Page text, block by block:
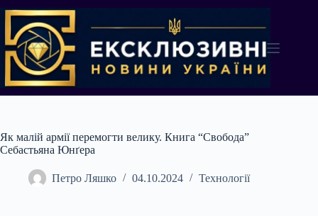
до
вмісту
Як малій армії перемогти велику. Книга “Свобода”
Себастьяна Юнґера
Петро Ляшко 04.10.2024 Технології